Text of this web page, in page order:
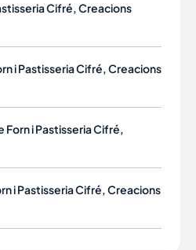
Cifré, Creacions
i Pastisseria Cifré, Creacions
Forn i Pastisseria Cifré,
i Pastisseria Cifré, Creacions